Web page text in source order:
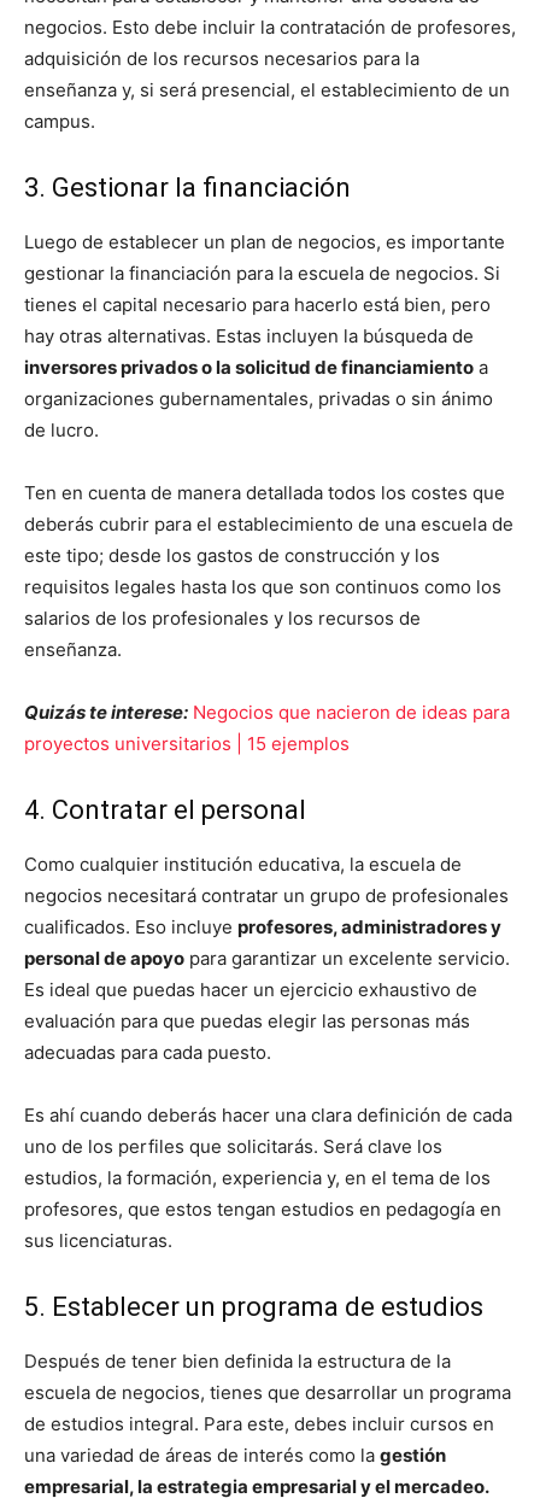
negocios. Esto debe incluir la contratación de profesores,
adquisición de los recursos necesarios para la
enseñanza y, si será presencial, el establecimiento de un
campus.
3. Gestionar la financiación
Luego de establecer un plan de negocios, es importante
gestionar la financiación para la escuela de negocios. Si
tienes el capital necesario para hacerlo está bien, pero
hay otras alternativas. Estas incluyen la búsqueda de
inversores privados o la solicitud de financiamiento a
organizaciones gubernamentales, privadas o sin ánimo
de lucro.
Ten en cuenta de manera detallada todos los costes que
deberás cubrir para el establecimiento de una escuela de
este tipo; desde los gastos de construcción y los
requisitos legales hasta los que son continuos como los
salarios de los profesionales y los recursos de
enseñanza.
Quizás te interese: Negocios que nacieron de ideas para
proyectos universitarios | 15 ejemplos
4. Contratar el personal
Como cualquier institución educativa, la escuela de
negocios necesitará contratar un grupo de profesionales
cualificados. Eso incluye profesores, administradores y
personal de apoyo para garantizar un excelente servicio.
Es ideal que puedas hacer un ejercicio exhaustivo de
evaluación para que puedas elegir las personas más
adecuadas para cada puesto.
Es ahí cuando deberás hacer una clara definición de cada
uno de los perfiles que solicitarás. Será clave los
estudios, la formación, experiencia y, en el tema de los
profesores, que estos tengan estudios en pedagogía en
sus licenciaturas.
5. Establecer un programa de estudios
Después de tener bien definida la estructura de la
escuela de negocios, tienes que desarrollar un programa
de estudios integral. Para este, debes incluir cursos en
una variedad de áreas de interés como la gestión
empresarial, la estrategia empresarial y el mercadeo.